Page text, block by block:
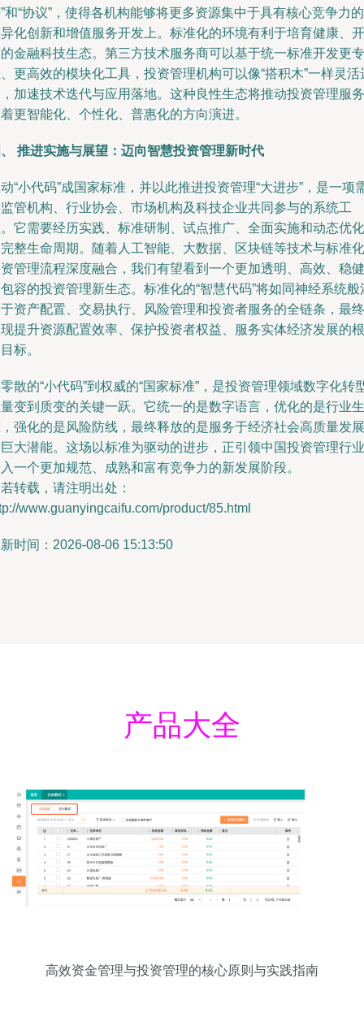
和“协议”，使得各机构能够将更多资源集中于具有核心竞争力的
化创新和增值服务开发上。标准化的环境有利于培育健康、开
金融科技生态。第三方技术服务商可以基于统一标准开发更专
更高效的模块化工具，投资管理机构可以像“搭积木”一样灵活
加速技术迭代与应用落地。这种良性生态将推动投资管理服务
更智能化、个性化、普惠化的方向演进。
推进实施与展望：迈向智慧投资管理新时代
“小代码”成国家标准，并以此推进投资管理“大进步”，是一项
管机构、行业协会、市场机构及科技企业共同参与的系统工
它需要经历实践、标准研制、试点推广、全面实施和动态优化
整生命周期。随着人工智能、大数据、区块链等技术与标准化
管理流程深度融合，我们有望看到一个更加透明、高效、稳健
容的投资管理新生态。标准化的“智慧代码”将如同神经系统般
资产配置、交易执行、风险管理和投资者服务的全链条，最终
提升资源配置效率、保护投资者权益、服务实体经济发展的根
标。
散的“小代码”到权威的“国家标准”，是投资管理领域数字化转
变到质变的关键一跃。它统一的是数字语言，优化的是行业生
强化的是风险防线，最终释放的是服务于经济社会高质量发展
大潜能。这场以标准为驱动的进步，正引领中国投资管理行业
一个更加规范、成熟和富有竞争力的新发展阶段。
转载，请注明出处：
www.guanyingcaifu.com/product/85.html
时间：2026-08-06 15:13:50
产品大全
高效资金管理与投资管理的核心原则与实践指南